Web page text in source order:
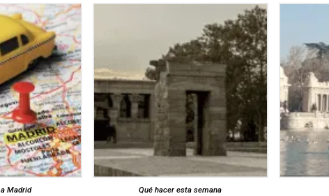
Madrid Qué hacer esta semana